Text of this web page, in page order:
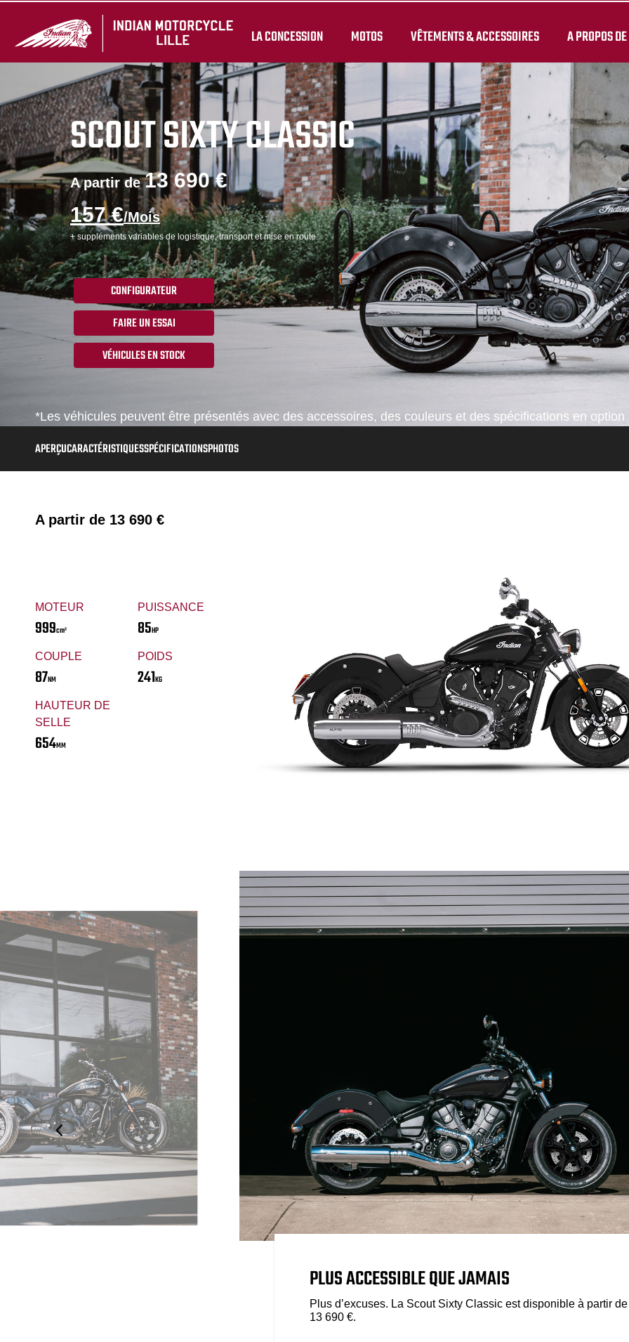
LA CONCESSION MOTOS VÊTEMENTS & ACCESSOIRES A PROPOS DE
SCOUT SIXTY CLASSIC
A partir de13 690 €
157 €/Mois
+ suppléments variables de logistique, transport et mise en route.
CONFIGURATEUR
FAIRE UN ESSAI
VÉHICULES EN STOCK
*Les véhicules peuvent être présentés avec des accessoires, des couleurs et des spécifications en
APERÇUCARACTÉRISTIQUESSPÉCIFICATIONSPHOTOS
A partir de 13 690 €
MOTEUR
999cm³
PUISSANCE
85HP
COUPLE
87NM
POIDS
241KG
HAUTEUR DE
SELLE
654MM
PLUS ACCESSIBLE QUE JAMAIS
Plus d’excuses. La Scout Sixty Classic est disponible à partir de
13 690 €.